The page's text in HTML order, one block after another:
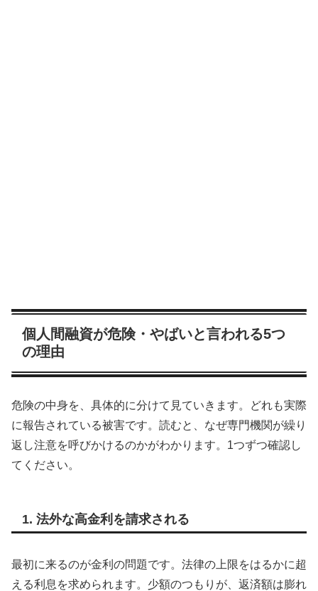
個人間融資が危険・やばいと言われる5つ
の理由
危険の中身を、具体的に分けて見ていきます。どれも実際
に報告されている被害です。読むと、なぜ専門機関が繰り
返し注意を呼びかけるのかがわかります。1つずつ確認し
てください。
1. 法外な高金利を請求される
最初に来るのが金利の問題です。法律の上限をはるかに超
える利息を求められます。少額のつもりが、返済額は膨れ